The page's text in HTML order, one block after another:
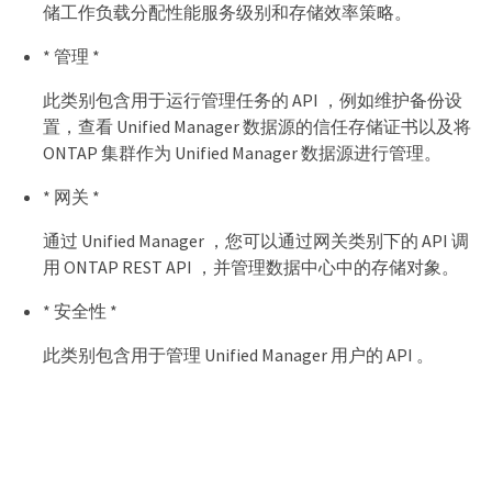
储工作负载分配性能服务级别和存储效率策略。
* 管理 *
此类别包含用于运行管理任务的 API ，例如维护备份设
置，查看 Unified Manager 数据源的信任存储证书以及将
ONTAP 集群作为 Unified Manager 数据源进行管理。
* 网关 *
通过 Unified Manager ，您可以通过网关类别下的 API 调
用 ONTAP REST API ，并管理数据中心中的存储对象。
* 安全性 *
此类别包含用于管理 Unified Manager 用户的 API 。